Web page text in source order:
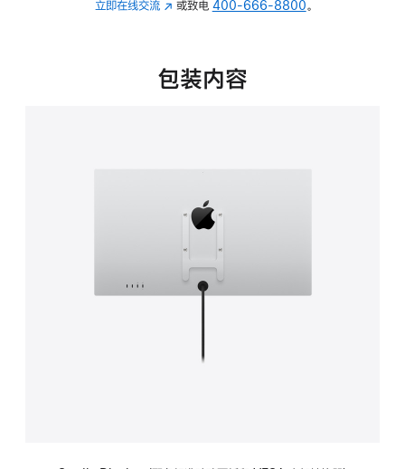
立即在线交流 (在
中
或致电 400-666-8800。
包装内容